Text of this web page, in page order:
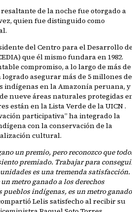
de la noche fue otorgado a
quien fue distinguido como
del Centro para el Desarrollo
que él mismo fundara en 1982.
compromiso, a lo largo de más de
asegurar más de 5 millones de
indígenas en la Amazonía peruana, y
nueve áreas naturales protegidas
están en la Lista Verde de la UICN .
participativa” ha integrado la
con la conservación de la
cultural.
un premio, pero reconozco que
premiado. Trabajar para
es una tremenda satisfacción.
metro ganado a los derechos
indígenas, es un metro ganado
Lelis satisfecho al recibir su